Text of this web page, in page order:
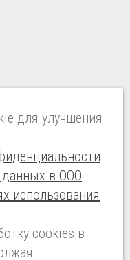
для улучшения
данных в ООО
использования
сookies в